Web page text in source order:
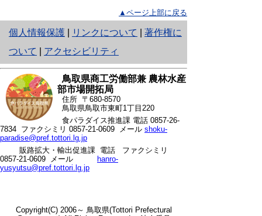
▲ページ上部に戻る
個人情報保護
と
り
ネ
ッ
ト
へ
の
リンクについて
著作権に
ついて
アクセシビリティ
鳥取県商工労働部兼 農林水産
部市場開拓局
住所 〒680-8570
鳥取県鳥取市東町1丁目220
食パラダイス推進課 電話 0857-26-
7834 ファクシミリ 0857-21-0609 メール shoku-
paradise@pref.tottori.lg.jp
販路拡大・輸出促進課 電話
ファクシミリ
0857-21-0609 メール
hanro-
yusyutsu@pref.tottori.lg.jp
Copyright(C) 2006～ 鳥取県(Tottori Prefectural